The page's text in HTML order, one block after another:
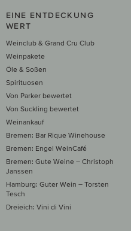
EINE ENTDECKUNG
WERT
Weinclub & Grand Cru Club
Weinpakete
Öle & Soßen
Spirituosen
Von Parker bewertet
Von Suckling bewertet
Weinankauf
Bremen: Bar Rique Winehouse
Bremen: Engel WeinCafé
Bremen: Gute Weine – Christoph
Janssen
Hamburg: Guter Wein – Torsten
Tesch
Dreieich: Vini di Vini